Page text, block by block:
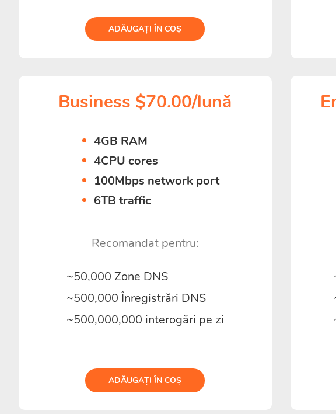
ADĂUGAȚI ÎN COȘ
Business $70.00/lună
4GB RAM
4CPU cores
100Mbps network port
6TB traffic
Recomandat pentru:
~50,000 Zone DNS
~500,000 Înregistrări DNS
~500,000,000 interogări pe zi
ADĂUGAȚI ÎN COȘ